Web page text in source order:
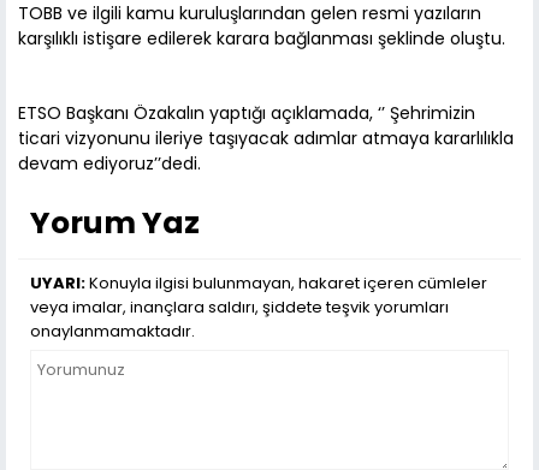
TOBB ve ilgili kamu kuruluşlarından gelen resmi yazıların
karşılıklı istişare edilerek karara bağlanması şeklinde oluştu.
ETSO Başkanı Özakalın yaptığı açıklamada, ‘’ Şehrimizin
ticari vizyonunu ileriye taşıyacak adımlar atmaya kararlılıkla
devam ediyoruz’’dedi.
Yorum Yaz
UYARI:Konuyla ilgisi bulunmayan, hakaret içeren cümleler
veya imalar, inançlara saldırı, şiddete teşvik yorumları
onaylanmamaktadır.